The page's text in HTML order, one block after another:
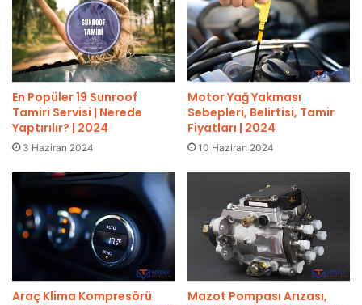
En Popüler 19 Sunroof
Tamiri Servisi | Nerede
Yaptırılır? | 2024
3 Haziran 2024
Motor Yağ Yakması
Sebepleri, Belirtisi, Tamir
Fiyatları | 2024
10 Haziran 2024
Araç Klima Kompresörü
Mazot Pompası Arızası,